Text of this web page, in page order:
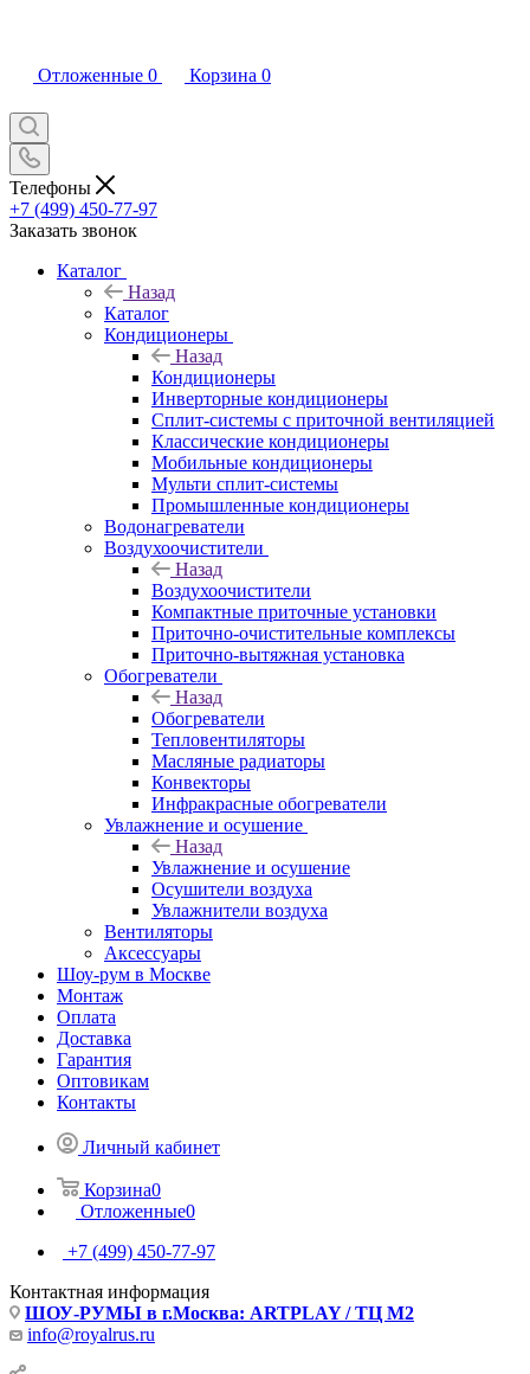
Отложенные 0 Корзина 0
Телефоны
+7 (499) 450-77-97
Заказать звонок
Каталог
Назад
Каталог
Кондиционеры
Назад
Кондиционеры
Инверторные кондиционеры
Сплит-системы с приточной вентиляцией
Классические кондиционеры
Мобильные кондиционеры
Мульти сплит-системы
Промышленные кондиционеры
Водонагреватели
Воздухоочистители
Назад
Воздухоочистители
Компактные приточные установки
Приточно-очистительные комплексы
Приточно-вытяжная установка
Обогреватели
Назад
Обогреватели
Тепловентиляторы
Масляные радиаторы
Конвекторы
Инфракрасные обогреватели
Увлажнение и осушение
Назад
Увлажнение и осушение
Осушители воздуха
Увлажнители воздуха
Вентиляторы
Аксессуары
Шоу-рум в Москве
Монтаж
Оплата
Доставка
Гарантия
Оптовикам
Контакты
Личный кабинет
Корзина0
Отложенные0
+7 (499) 450-77-97
Контактная информация
ШОУ-РУМЫ в г.Москва: ARTPLAY / ТЦ М2
info@royalrus.ru